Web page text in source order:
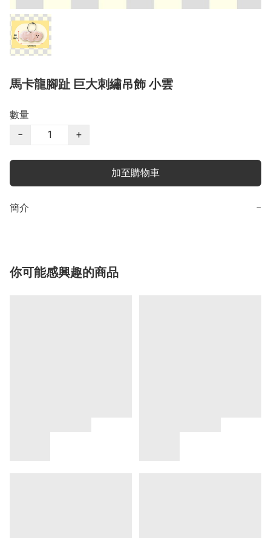
馬卡龍腳趾 巨大刺繡吊飾 小雲
數量
−
+
加至購物車
簡介 −
你可能感興趣的商品